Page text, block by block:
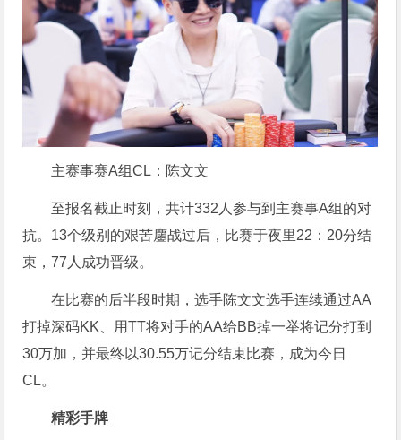
主赛事赛A组CL：陈文文
至报名截止时刻，共计332人参与到主赛事A组的对
抗。13个级别的艰苦鏖战过后，比赛于夜里22：20分结
束，77人成功晋级。
在比赛的后半段时期，选手陈文文选手连续通过AA
打掉深码KK、用TT将对手的AA给BB掉一举将记分打到
30万加，并最终以30.55万记分结束比赛，成为今日
CL。
精彩手牌